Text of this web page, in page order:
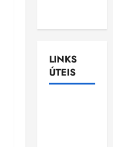
LINKS
ÚTEIS